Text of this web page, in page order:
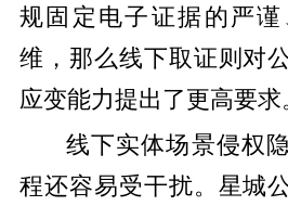
规固定电子证据的严
维，那么线下取证则对
应变能力提出了更高要求
线下实体场景侵权
程还容易受干扰。星城